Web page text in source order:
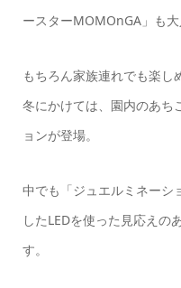
ースターMOMOnGA」も大
もちろん家族連れでも楽し
冬にかけては、園内のあち
ョンが登場。
中でも「ジュエルミネーシ
したLEDを使った見応えの
す。